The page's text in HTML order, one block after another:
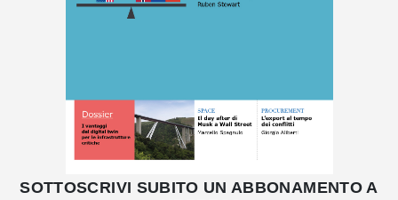
SOTTOSCRIVI SUBITO UN ABBONAMENTO A